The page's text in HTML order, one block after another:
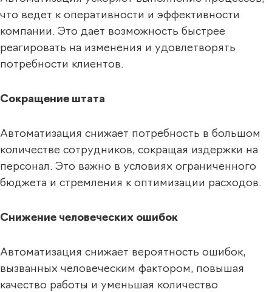
что ведет к оперативности и эффективности
компании. Это дает возможность быстрее
реагировать на изменения и удовлетворять
потребности клиентов.
Сокращение штата
Автоматизация снижает потребность в большом
количестве сотрудников, сокращая издержки на
персонал. Это важно в условиях ограниченного
бюджета и стремления к оптимизации расходов.
Снижение человеческих ошибок
Автоматизация снижает вероятность ошибок,
вызванных человеческим фактором, повышая
качество работы и уменьшая количество